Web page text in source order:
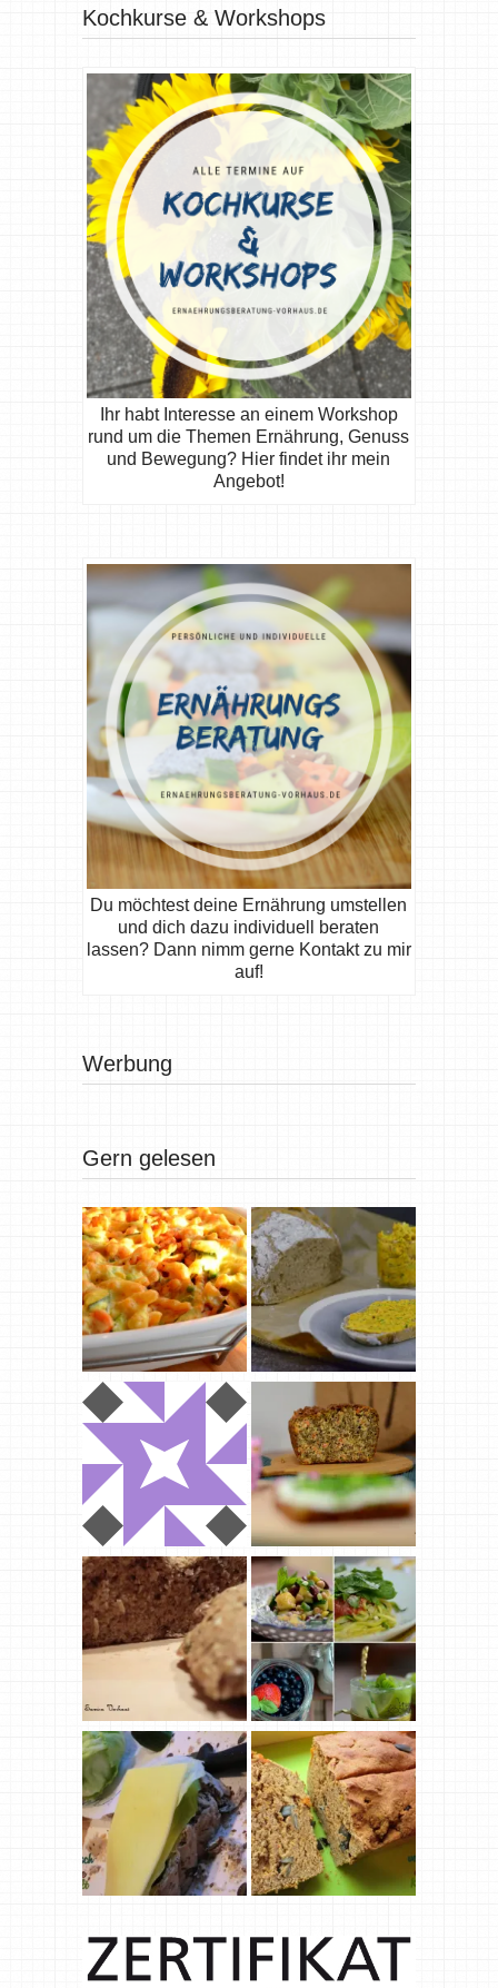
Kochkurse & Workshops
Ihr habt Interesse an einem Workshop
rund um die Themen Ernährung, Genuss
und Bewegung? Hier findet ihr mein
Angebot!
Du möchtest deine Ernährung umstellen
und dich dazu individuell beraten
lassen? Dann nimm gerne Kontakt zu mir
auf!
Werbung
Gern gelesen